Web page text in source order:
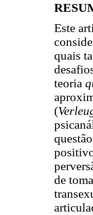
Este
quais
teoria
(
de